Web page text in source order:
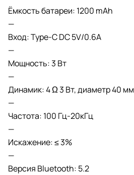
Ёмкость батареи: 1200 mAh
—
Вход: Type-C DC 5V/0.6A
—
Мощность: 3 Вт
—
Динамик: 4 Ω 3 Вт, диаметр 40 мм
—
Частота: 100 Гц-20кГц
—
Искажение: ≤ 3%
—
Версия Bluetooth: 5.2